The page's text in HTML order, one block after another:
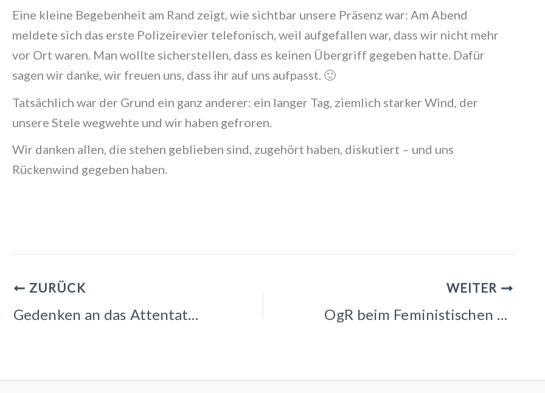
Eine kleine Begebenheit am Rand zeigt, wie sichtbar unsere Präsenz war: Am Abend
meldete sich das erste Polizeirevier telefonisch, weil aufgefallen war, dass wir nicht mehr
vor Ort waren. Man wollte sicherstellen, dass es keinen Übergriff gegeben hatte. Dafür
sagen wir danke, wir freuen uns, dass ihr auf uns aufpasst. 🙂
Tatsächlich war der Grund ein ganz anderer: ein langer Tag, ziemlich starker Wind, der
unsere Stele wegwehte und wir haben gefroren.
Wir danken allen, die stehen geblieben sind, zugehört haben, diskutiert – und uns
Rückenwind gegeben haben.
ZURÜCK
Gedenken an das Attentat in Hanau
WEITER
OgR beim Feministischen Kampftag/Weltfrauentag in Darmstadt